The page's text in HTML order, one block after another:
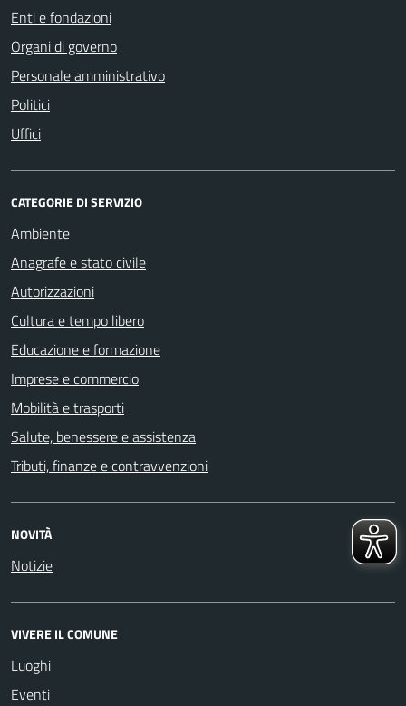
Enti e fondazioni
Organi di governo
Personale amministrativo
Politici
Uffici
CATEGORIE DI SERVIZIO
Ambiente
Anagrafe e stato civile
Autorizzazioni
Cultura e tempo libero
Educazione e formazione
Imprese e commercio
Mobilità e trasporti
Salute, benessere e assistenza
Tributi, finanze e contravvenzioni
NOVITÀ
Notizie
VIVERE IL COMUNE
Luoghi
Eventi